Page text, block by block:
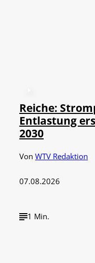
Reiche:
Entlastung
2030
Von WTV Redaktion
07.08.2026
1 Min.